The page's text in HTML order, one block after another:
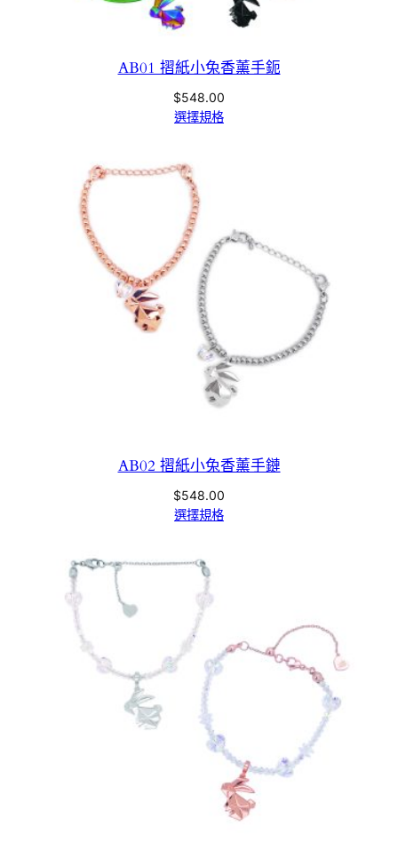
AB01 摺紙小兔香薰手鈪
$548.00
選擇規格
AB02 摺紙小兔香薰手鏈
$548.00
選擇規格